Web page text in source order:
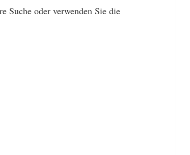
Suche oder verwenden Sie die